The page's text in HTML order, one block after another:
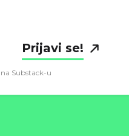
Prijavi se!
Substack-u